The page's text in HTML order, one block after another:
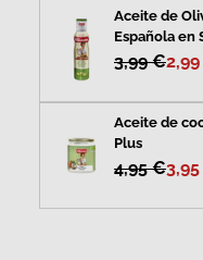
Aceite de
Española en
3,99 €
Aceite de
Plus
4,95 €